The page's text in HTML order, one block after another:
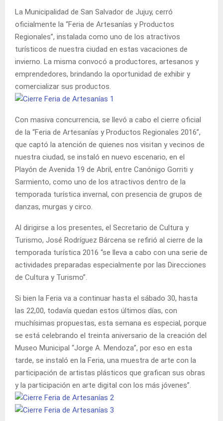
La Municipalidad de San Salvador de Jujuy, cerró
oficialmente la “Feria de Artesanías y Productos
Regionales”, instalada como uno de los atractivos
turísticos de nuestra ciudad en estas vacaciones de
invierno. La misma convocó a productores, artesanos y
emprendedores, brindando la oportunidad de exhibir y
comercializar sus productos.
Con masiva concurrencia, se llevó a cabo el cierre oficial
de la “Feria de Artesanías y Productos Regionales 2016”,
que captó la atención de quienes nos visitan y vecinos de
nuestra ciudad, se instaló en nuevo escenario, en el
Playón de Avenida 19 de Abril, entre Canónigo Gorriti y
Sarmiento, como uno de los atractivos dentro de la
temporada turística invernal, con presencia de grupos de
danzas, murgas y circo.
Al dirigirse a los presentes, el Secretario de Cultura y
Turismo, José Rodríguez Bárcena se refirió al cierre de la
temporada turística 2016 “se lleva a cabo con una serie de
actividades preparadas especialmente por las Direcciones
de Cultura y Turismo”.
Si bien la Feria va a continuar hasta el sábado 30, hasta
las 22,00, todavía quedan estos últimos días, con
muchísimas propuestas, esta semana es especial, porque
se está celebrando el treinta aniversario de la creación del
Museo Municipal “Jorge A. Mendoza”, por eso en esta
tarde, se instaló en la Feria, una muestra de arte con la
participación de artistas plásticos que grafican sus obras
y la participación en arte digital con los más jóvenes”.